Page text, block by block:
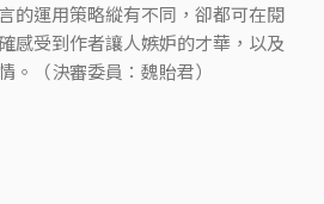
的運用策略縱有不同，卻都可在閱
感受到作者讓人嫉妒的才華，以及
。（決審委員：魏貽君）